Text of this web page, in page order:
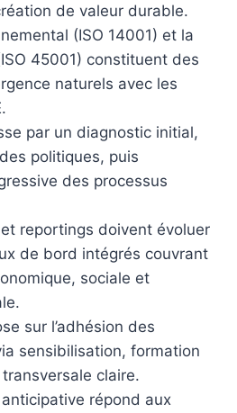
de valeur durable.
(ISO 14001) et la
45001) constituent des
naturels avec les
par un diagnostic initial,
politiques, puis
des processus
reportings doivent évoluer
de bord intégrés couvrant
sociale et
sur l’adhésion des
sensibilisation, formation
claire.
répond aux